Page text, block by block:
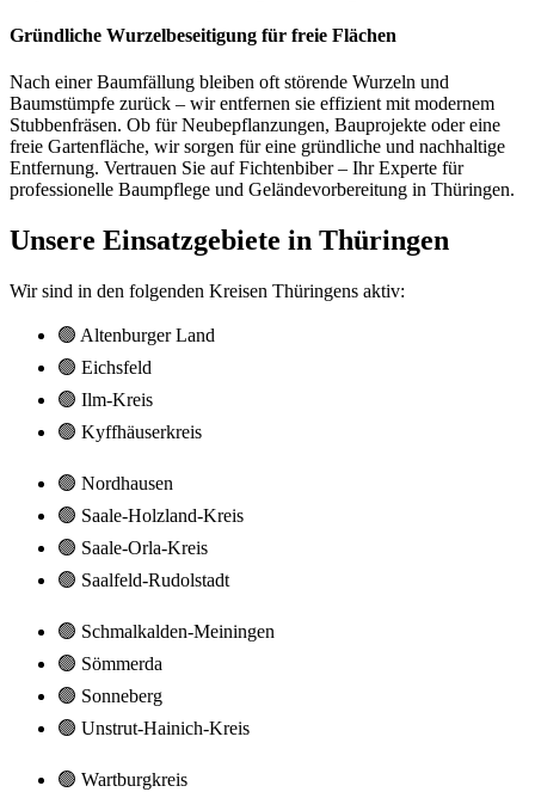
Gründliche Wurzelbeseitigung für freie Flächen
Nach einer Baumfällung bleiben oft störende Wurzeln und
Baumstümpfe zurück – wir entfernen sie effizient mit modernem
Stubbenfräsen. Ob für Neubepflanzungen, Bauprojekte oder eine
freie Gartenfläche, wir sorgen für eine gründliche und nachhaltige
Entfernung. Vertrauen Sie auf Fichtenbiber – Ihr Experte für
professionelle Baumpflege und Geländevorbereitung in Thüringen.
Unsere Einsatzgebiete in Thüringen
Wir sind in den folgenden Kreisen Thüringens aktiv:
🟢 Altenburger Land
🟢 Eichsfeld
🟢 Ilm-Kreis
🟢 Kyffhäuserkreis
🟢 Nordhausen
🟢 Saale-Holzland-Kreis
🟢 Saale-Orla-Kreis
🟢 Saalfeld-Rudolstadt
🟢 Schmalkalden-Meiningen
🟢 Sömmerda
🟢 Sonneberg
🟢 Unstrut-Hainich-Kreis
🟢 Wartburgkreis